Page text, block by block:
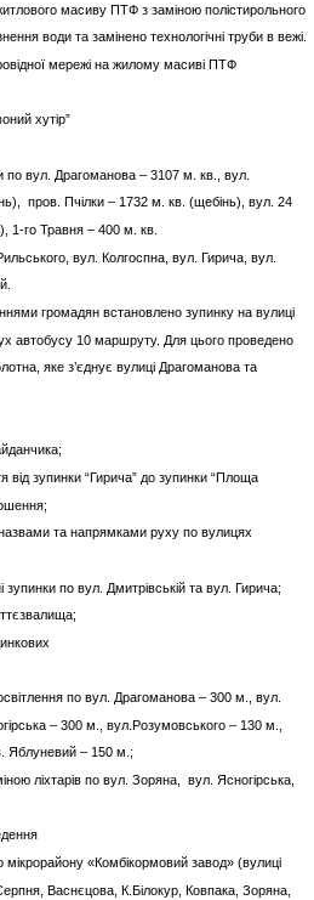
масиву ПТФ з заміною полістирольного
води та замінено технологічні труби в вежі.
мережі на жилому масиві ПТФ
хутір”
по вул. Драгоманова – 3107 м. кв., вул.
пров. Пчілки – 1732 м. кв. (щебінь), вул. 24
1-го Травня – 400 м. кв.
вул. Колгоспна, вул. Гирича, вул.
громадян встановлено зупинку на вулиці
автобусу 10 маршруту. Для цього проведено
яке з’єднує вулиці Драгоманова та
від зупинки “Гирича” до зупинки “Площа
та напрямками руху по вулицях
зупинки по вул. Дмитрівській та вул. Гирича;
по вул. Драгоманова – 300 м., вул.
– 300 м., вул.Розумовського – 130 м.,
Яблуневий – 150 м.;
ліхтарів по вул. Зоряна, вул. Ясногірська,
«Комбікормовий завод» (вулиці
Васнєцова, К.Білокур, Ковпака, Зоряна,